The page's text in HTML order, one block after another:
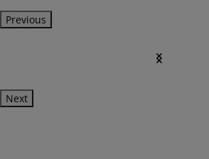
Previous
Next